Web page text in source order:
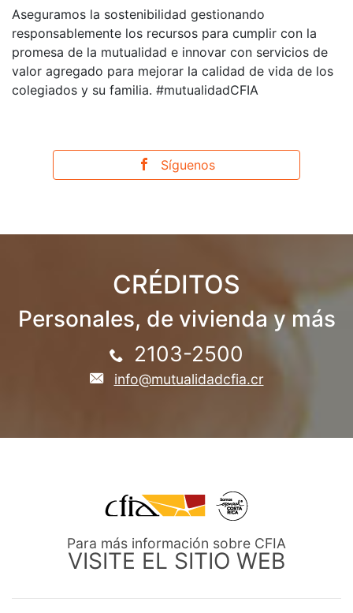
Aseguramos la sostenibilidad gestionando
responsablemente los recursos para cumplir con la
promesa de la mutualidad e innovar con servicios de
valor agregado para mejorar la calidad de vida de los
colegiados y su familia. #mutualidadCFIA
Síguenos
CRÉDITOS
Personales, de vivienda y más
2103-2500
info@mutualidadcfia.cr
Para más información sobre CFIA
VISITE EL SITIO WEB